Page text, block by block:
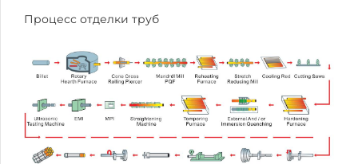
Процесс отделки труб